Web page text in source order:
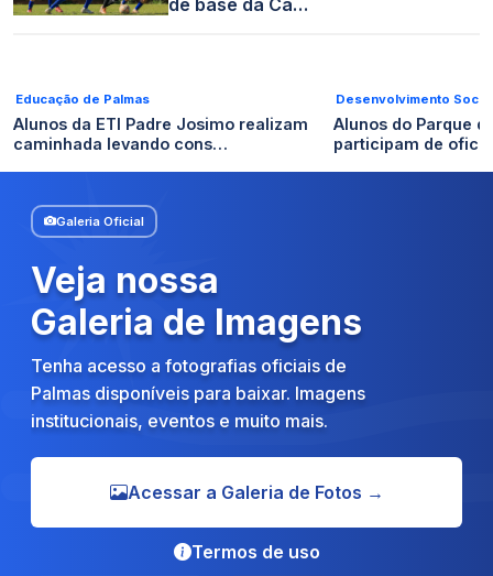
de base da Ca…
Educação de Palmas
Alunos da ETI Padre Josimo realizam
caminhada levando cons…
Desenvolvimento Social
Alunos do Parque
participam de
Galeria Oficial
Veja nossa
Galeria de Imagens
Tenha acesso a fotografias oficiais de
Palmas disponíveis para baixar. Imagens
institucionais, eventos e muito mais.
Termos de uso
Acessar a Galeria de Fotos →